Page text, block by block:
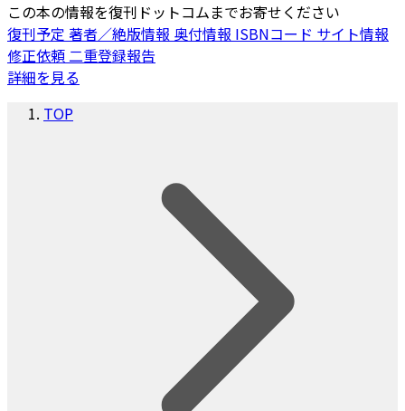
この本の情報を復刊ドットコムまでお寄せください
復刊予定 著者／絶版情報 奥付情報 ISBNコード サイト情報
修正依頼二重登録報告
詳細を見る
TOP